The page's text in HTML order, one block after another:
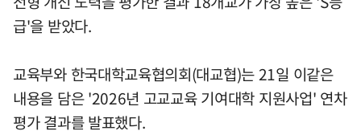
급'을 받았다.
교육부와 한국대학교육협의회(대교협)는 21일 이같은
내용을 담은 '2026년 고교교육 기여대학 지원사업' 연차
평가 결과를 발표했다.